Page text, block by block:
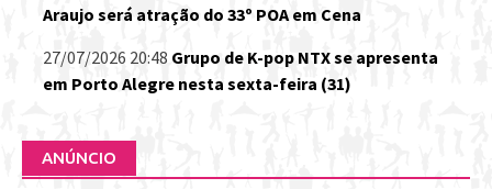
Araujo será atração do 33º POA em Cena
27/07/2026 20:48 Grupo de K-pop NTX se apresenta
em Porto Alegre nesta sexta-feira (31)
ANÚNCIO